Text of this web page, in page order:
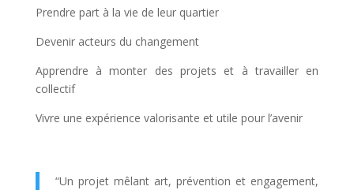
Prendre part à la vie de leur quartier
Devenir acteurs du changement
Apprendre à monter des projets et à travailler en
collectif
Vivre une expérience valorisante et utile pour l’avenir
“Un projet mêlant art, prévention et engagement,